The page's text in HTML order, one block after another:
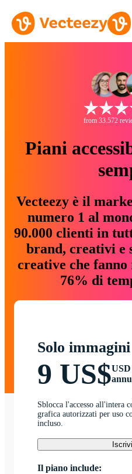
from 33.572
Piani
Vecteezy è il
numero 1 al
90.000 clienti in
brand, creativi e
creative che
76% di
Solo immagini
9 US$
Sblocca l'accesso all'intera
grafica autorizzati per uso
incluso.
Il piano include: